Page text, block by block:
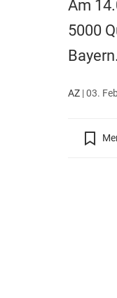
Am
5000
Bayern.
AZ|03.